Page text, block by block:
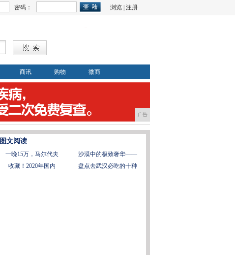
密码： 浏览 注册
商讯 购物 微商
广告
图文阅读
一晚15万，马尔代夫
沙漠中的极致奢华——
收藏！2020年国内
盘点去武汉必吃的十种